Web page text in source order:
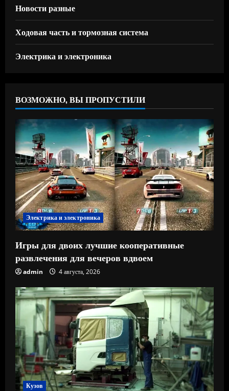
Новости разные
Ходовая часть и тормозная система
Электрика и электроника
ВОЗМОЖНО, ВЫ ПРОПУСТИЛИ
Электрика и электроника
Игры для двоих лучшие кооперативные
развлечения для вечеров вдвоем
admin 4 августа, 2026
Кузов